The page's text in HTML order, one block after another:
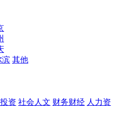
滨 其他
资 社会人文 财务财经 人力资